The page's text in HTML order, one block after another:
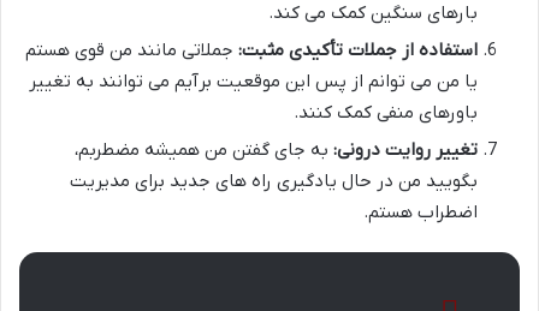
بارهای سنگین کمک می کند.
استفاده از جملات تأکیدی مثبت: جملاتی مانند من قوی هستم
یا من می توانم از پس این موقعیت برآیم می توانند به تغییر
باورهای منفی کمک کنند.
تغییر روایت درونی: به جای گفتن من همیشه مضطربم،
بگویید من در حال یادگیری راه های جدید برای مدیریت
اضطراب هستم.